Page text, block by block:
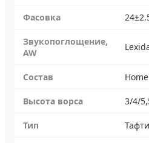
Фасовка
Звукопоглощение,
AW
Состав Home
Высота ворса 3/4/
Тип